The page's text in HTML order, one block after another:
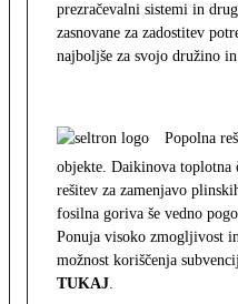
prezračevalni sistemi in
zasnovane za zadostitev
najboljše za svojo družino
Popolna
objekte. Daikinova toplotna
rešitev za zamenjavo
fosilna goriva še vedno
Ponuja visoko zmogljivost
možnost koriščenja
TUKAJ.